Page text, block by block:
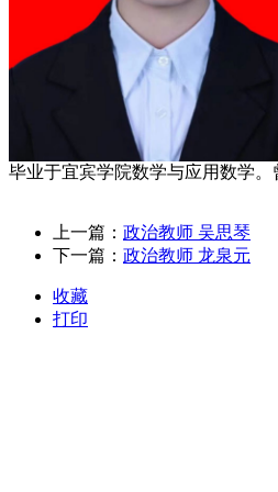
毕业于宜宾学院数学与应用数学
上一篇： 政治教师 吴思琴
下一篇： 政治教师 龙泉元
收藏
打印